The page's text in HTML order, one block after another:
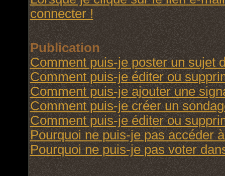
connecter !
Publication
Comment puis-je poster un sujet
Comment puis-je éditer ou
Comment puis-je ajouter une
Comment puis-je créer un
Comment puis-je éditer ou
Pourquoi ne puis-je pas accéder
Pourquoi ne puis-je pas voter